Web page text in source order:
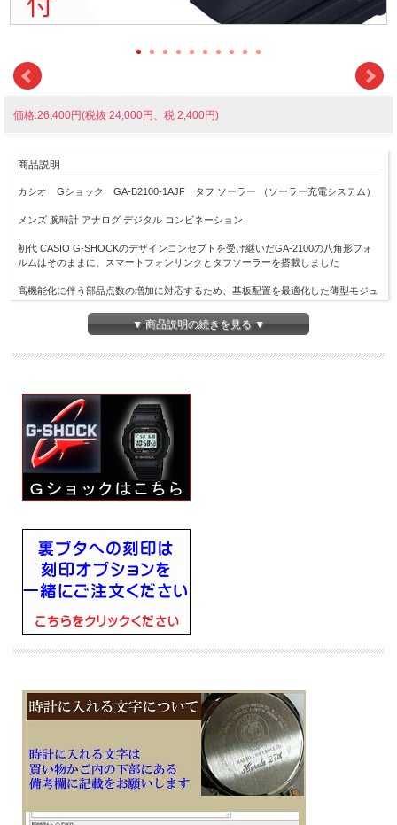
価格:26,400円(税抜 24,000円、税 2,400円)
商品説明
カシオ Gショック GA-B2100-1AJF タフ ソーラー （ソーラー充電システム）
メンズ 腕時計 アナログ デジタル コンビネーション
初代 CASIO G-SHOCKのデザインコンセプトを受け継いだGA-2100の八角形フォ
ルムはそのままに、スマートフォンリンクとタフソーラーを搭載しました
高機能化に伴う部品点数の増加に対応するため、基板配置を最適化した薄型モジュ
カーボンコアガード構造と組み合わせることで、従来モデルのサイズ感をキープし
■樹脂バンド
■美錠タイプ
■光発電
■フル充電時からソーラー発電無しの状態での駆動時間約7ヵ月、パワーセービン
グ状態の場合：約18ヵ月
■スマートフォンと連携しない場合は、通常のクオーツ精度（平均月差±15秒）で
動作します
■ミネラルガラス
■フルオートカレンダー
■ダブルLEDライト：文字板用LEDライト（スーパーイルミネーター、残照機能、
残照時間切替（1.5秒/3秒）付き）、LCD部用LEDバックライト（スーパーイルミネ
ーター、残照機能、残照時間切替（1.5秒/3秒）付き）とネオブライト（蓄光塗
■1/100秒（1時間未満）／1秒（1時間以上）、24時間計、ラップ／スプリット付
き （ストップウォッチ機能）
■幅45.4mm×厚み11.9mm×重さ52g
■耐衝撃構造（ショックレジスト）
・バンド装着可能サイズ：145～215mm
・LED：ホワイト
・アプリ：「CASIO WATCHES」対応
▼ 商品説明の続きを見る ▼